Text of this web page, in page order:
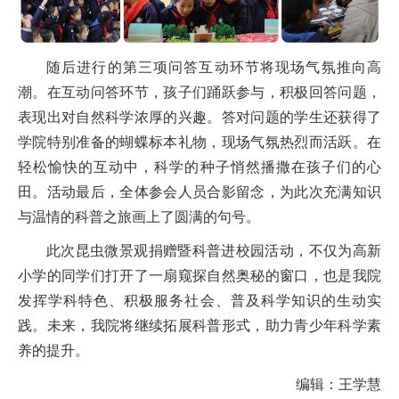
随后进行的第三项问答互动环节将现场气氛推向高
潮。在互动问答环节，孩子们踊跃参与，积极回答问题，
表现出对自然科学浓厚的兴趣。答对问题的学生还获得了
学院特别准备的蝴蝶标本礼物，现场气氛热烈而活跃。在
轻松愉快的互动中，科学的种子悄然播撒在孩子们的心
田。活动最后，全体参会人员合影留念，为此次充满知识
与温情的科普之旅画上了圆满的句号。
此次昆虫微景观捐赠暨科普进校园活动，不仅为高新
小学的同学们打开了一扇窥探自然奥秘的窗口，也是我院
发挥学科特色、积极服务社会、普及科学知识的生动实
践。未来，我院将继续拓展科普形式，助力青少年科学素
养的提升。
编辑：王学慧